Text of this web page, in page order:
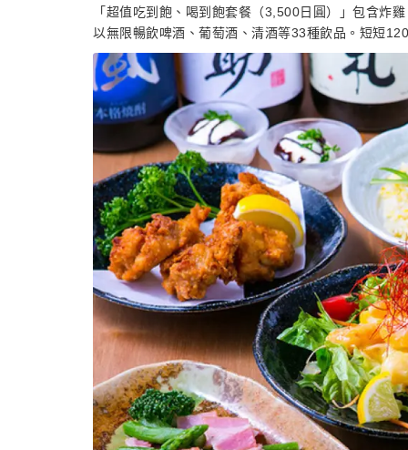
「超值吃到飽、喝到飽套餐（3,500日圓）」包含炸
以無限暢飲啤酒、葡萄酒、清酒等33種飲品。短短